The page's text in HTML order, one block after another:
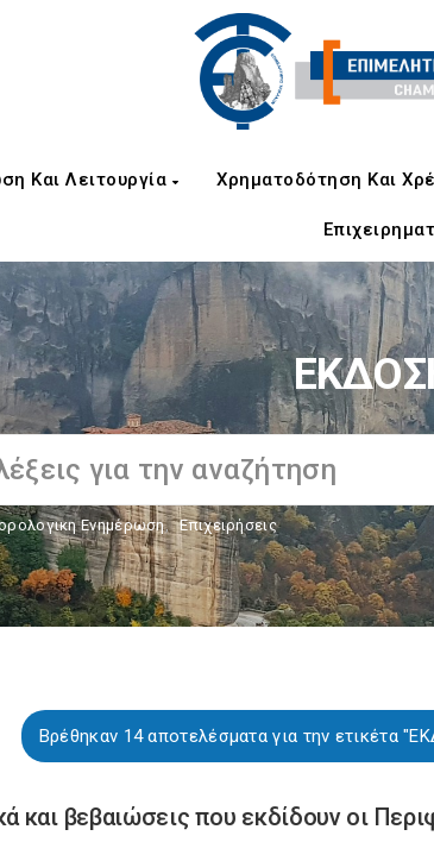
Και Λειτουργία Χρηματοδότηση Και
Ενημέρωση, Επιχειρήσεις
Βρέθηκαν 14 αποτελέσματα για την ετικέτα
και βεβαιώσεις που εκδίδουν οι